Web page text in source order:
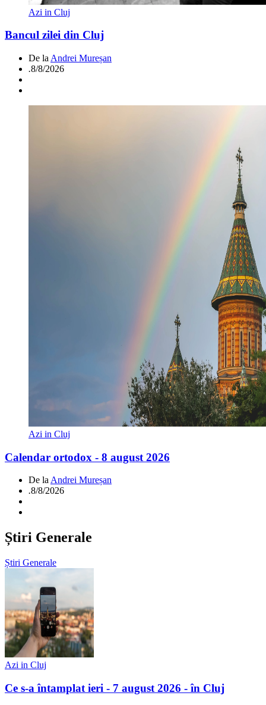
Azi in Cluj
Bancul zilei din Cluj
De la Andrei Mureșan
.8/8/2026
Azi in Cluj
Calendar ortodox - 8 august 2026
De laAndrei Mureșan
.8/8/2026
Știri Generale
Știri Generale
Azi in Cluj
Ce s-a întamplat ieri - 7 august 2026 - în Cluj